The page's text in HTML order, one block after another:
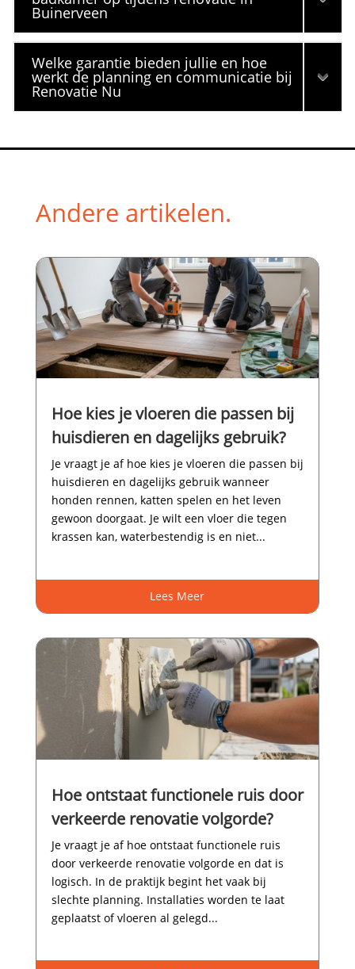
Buinerveen
Welke garantie bieden jullie en hoe
werkt de planning en communicatie bij
Renovatie Nu
Andere artikelen.
Hoe kies je vloeren die passen bij
huisdieren en dagelijks gebruik?
Je vraagt je af hoe kies je vloeren die passen bij
huisdieren en dagelijks gebruik wanneer
honden rennen, katten spelen en het leven
gewoon doorgaat.​ Je wilt een vloer die tegen
krassen kan, waterbestendig is en niet...
Lees Meer
Hoe ontstaat functionele ruis door
verkeerde renovatie volgorde?
Je vraagt je af hoe ontstaat functionele ruis
door verkeerde renovatie volgorde en dat is
logisch.​ In de praktijk begint het vaak bij
slechte planning.​ Installaties worden te laat
geplaatst of vloeren al gelegd...